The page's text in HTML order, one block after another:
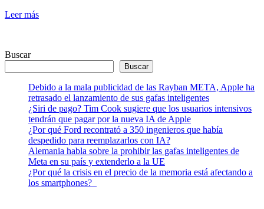
Leer más
Buscar
Buscar
Debido a la mala publicidad de las Rayban META, Apple ha
retrasado el lanzamiento de sus gafas inteligentes
¿Siri de pago? Tim Cook sugiere que los usuarios intensivos
tendrán que pagar por la nueva IA de Apple
¿Por qué Ford recontrató a 350 ingenieros que había
despedido para reemplazarlos con IA?
Alemania habla sobre la prohibir las gafas inteligentes de
Meta en su país y extenderlo a la UE
¿Por qué la crisis en el precio de la memoria está afectando a
los smartphones?